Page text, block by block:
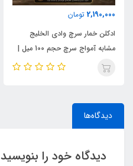
2,190,000 تومان
ادکلن خمار سرچ وادی الخلیج
مشابه آمواج سرچ حجم 100 میل |
KHUMAR Search Eau de
دیدگاه‌ها
دیدگاه خود را بنویسید